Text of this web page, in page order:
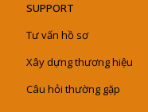
SUPPORT
Tư vấn hồ sơ
Xây dựng thương hiệu
Câu hỏi thường gặp